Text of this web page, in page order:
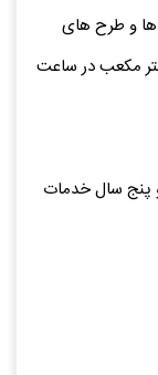
304 و 316 در مدل ها و طرح های
زیبا با دبی 10 مترمکعب در ساعت تا 50 متر مکعب در ساعت
پنج سال خدمات